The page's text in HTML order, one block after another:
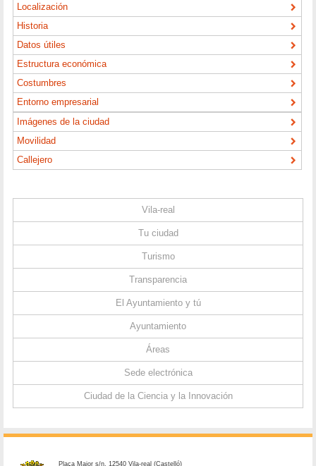
Localización
Historia
Datos útiles
Estructura económica
Costumbres
Entorno empresarial
Imágenes de la ciudad
Movilidad
Callejero
Vila-real
Tu ciudad
Turismo
Transparencia
El Ayuntamiento y tú
Ayuntamiento
Áreas
Sede electrónica
Ciudad de la Ciencia y la Innovación
Plaça Major s/n. 12540 Vila-real (Castelló)